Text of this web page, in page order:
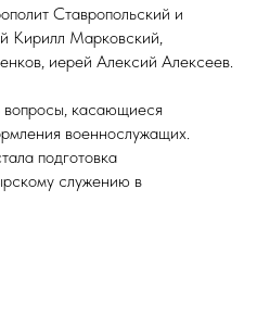
Ставропольский и
Кирилл Марковский,
иерей Алексий Алексеев.
касающиеся
военнослужащих.
подготовка
служению в